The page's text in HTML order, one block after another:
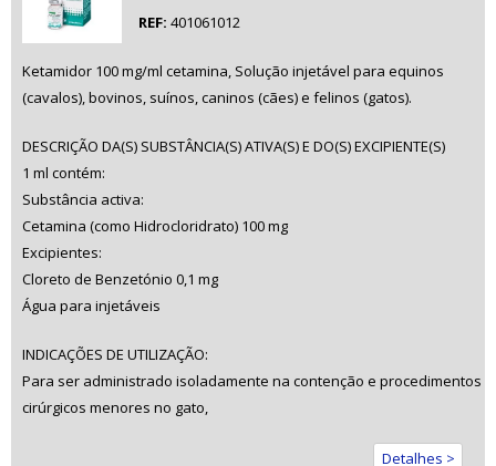
REF: 401061012
Ketamidor 100 mg/ml cetamina, Solução injetável para equinos
(cavalos), bovinos, suínos, caninos (cães) e felinos (gatos).
DESCRIÇÃO DA(S) SUBSTÂNCIA(S) ATIVA(S) E DO(S) EXCIPIENTE(S)
1 ml contém:
Substância activa:
Cetamina (como Hidrocloridrato) 100 mg
Excipientes:
Cloreto de Benzetónio 0,1 mg
Água para injetáveis
INDICAÇÕES DE UTILIZAÇÃO:
Para ser administrado isoladamente na contenção e procedimentos
cirúrgicos menores no gato,
Detalhes >